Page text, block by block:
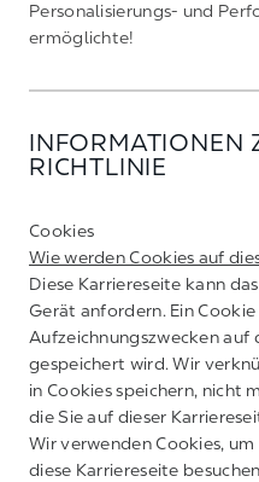
Personalisierungs- und
ermöglichte!
INFORMATIONEN
RICHTLINIE
Cookies
Wie werden Cookies auf
Diese Karriereseite kann
Gerät anfordern. Ein
Aufzeichnungszwecken auf
gespeichert wird. Wir
in Cookies speichern, nicht
die Sie auf dieser
Wir verwenden Cookies,
diese Karriereseite